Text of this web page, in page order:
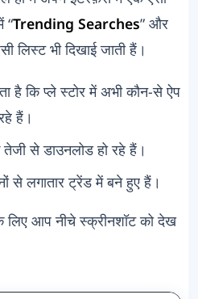
“Trending Searches” और
भी दिखाई जाती हैं।
है कि प्ले स्टोर में अभी कौन-से ऐप
हैं।
से डाउनलोड हो रहे हैं।
से लगातार ट्रेंड में बने हुए हैं।
लिए आप नीचे स्क्रीनशॉट को देख